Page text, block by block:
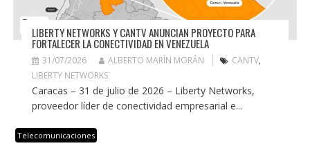
LIBERTY NETWORKS Y CANTV ANUNCIAN PROYECTO PARA
FORTALECER LA CONECTIVIDAD EN VENEZUELA
31/07/2026 ALBERTO MARÍN MORÁN CANTV,
LIBERTY NETWORKS
Caracas – 31 de julio de 2026 – Liberty Networks,
proveedor líder de conectividad empresarial e...
Telecomunicaciones